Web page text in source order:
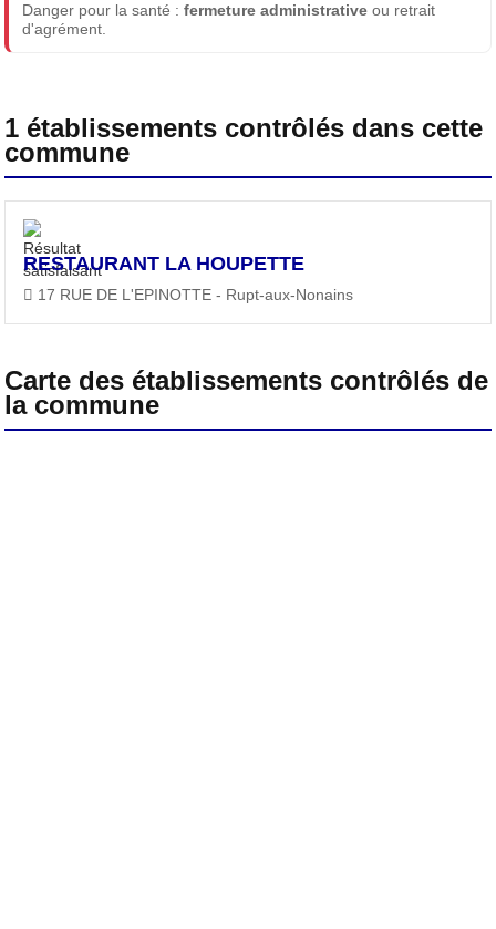
Danger pour la santé :fermeture administrative ou retrait
d'agrément.
1 établissements contrôlés dans cette
commune
RESTAURANT LA HOUPETTE
17 RUE DE L'EPINOTTE - Rupt-aux-Nonains
Carte des établissements contrôlés de
la commune